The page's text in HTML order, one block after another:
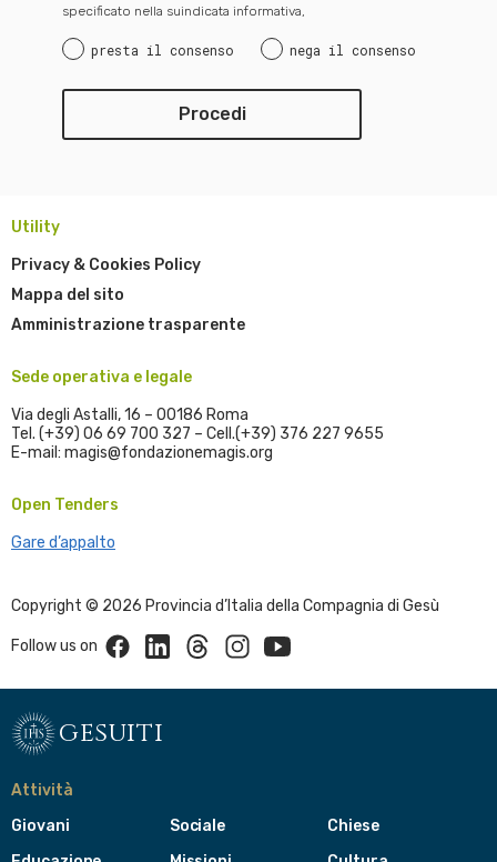
specificato nella suindicata informativa,
presta il consenso nega il consenso
Utility
Privacy & Cookies Policy
Mappa del sito
Amministrazione trasparente
Sede operativa e legale
Via degli Astalli, 16 – 00186 Roma
Tel. (+39) 06 69 700 327 – Cell.(+39) 376 227 9655
E-mail: magis@fondazionemagis.org
Open Tenders
Gare d’appalto
Copyright © 2026 Provincia d’Italia della Compagnia di Gesù
Follow us on FacebookLinkedinThreadsInstagramYoutube
gesuiti
Attività
Giovani
Sociale
Chiese